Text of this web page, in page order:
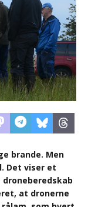
brande. Men
Det viser et
at dronerne